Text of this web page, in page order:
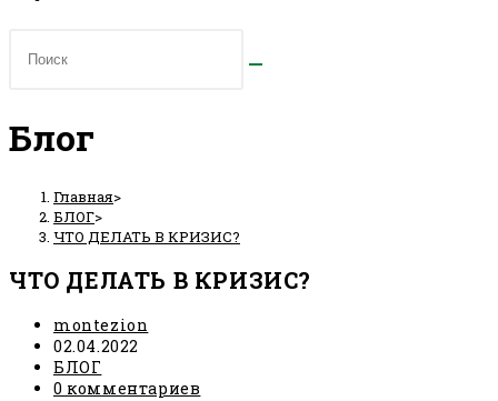
Блог
Главная>
БЛОГ>
ЧТО ДЕЛАТЬ В КРИЗИС?
ЧТО ДЕЛАТЬ В КРИЗИС?
Автор
записи:
montezion
Запись
опубликована:
02.04.2022
Рубрика
записи:
БЛОГ
Комментарии
0 комментариев